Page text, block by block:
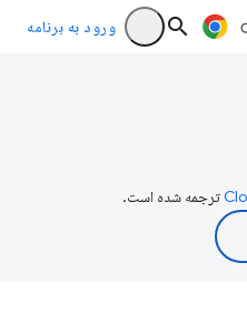
ورود به برنامه
ترجمه شده است.